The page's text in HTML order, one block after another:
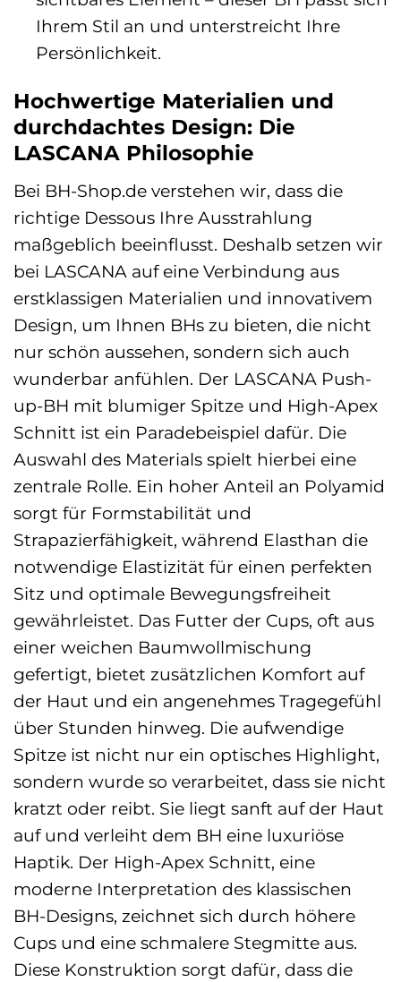
Ihrem Stil an und unterstreicht Ihre
Persönlichkeit.
Hochwertige Materialien und
durchdachtes Design: Die
LASCANA Philosophie
Bei BH-Shop.de verstehen wir, dass die
richtige Dessous Ihre Ausstrahlung
maßgeblich beeinflusst. Deshalb setzen wir
bei LASCANA auf eine Verbindung aus
erstklassigen Materialien und innovativem
Design, um Ihnen BHs zu bieten, die nicht
nur schön aussehen, sondern sich auch
wunderbar anfühlen. Der LASCANA Push-
up-BH mit blumiger Spitze und High-Apex
Schnitt ist ein Paradebeispiel dafür. Die
Auswahl des Materials spielt hierbei eine
zentrale Rolle. Ein hoher Anteil an Polyamid
sorgt für Formstabilität und
Strapazierfähigkeit, während Elasthan die
notwendige Elastizität für einen perfekten
Sitz und optimale Bewegungsfreiheit
gewährleistet. Das Futter der Cups, oft aus
einer weichen Baumwollmischung
gefertigt, bietet zusätzlichen Komfort auf
der Haut und ein angenehmes Tragegefühl
über Stunden hinweg. Die aufwendige
Spitze ist nicht nur ein optisches Highlight,
sondern wurde so verarbeitet, dass sie nicht
kratzt oder reibt. Sie liegt sanft auf der Haut
auf und verleiht dem BH eine luxuriöse
Haptik. Der High-Apex Schnitt, eine
moderne Interpretation des klassischen
BH-Designs, zeichnet sich durch höhere
Cups und eine schmalere Stegmitte aus.
Diese Konstruktion sorgt dafür, dass die